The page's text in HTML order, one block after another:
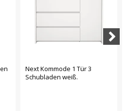
Next Kommode 1 Tür 3
Schubladen weiß.